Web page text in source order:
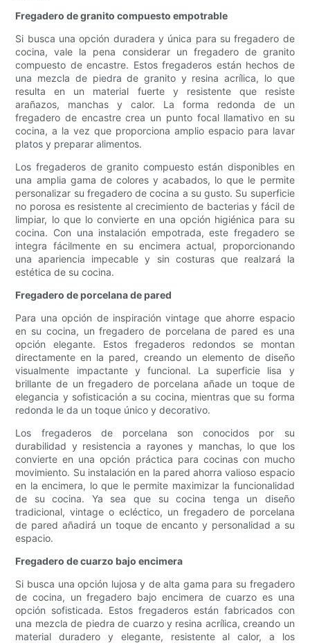
Fregadero de granito compuesto empotrable
Si busca una opción duradera y única para su fregadero de
cocina, vale la pena considerar un fregadero de granito
compuesto de encastre. Estos fregaderos están hechos de
una mezcla de piedra de granito y resina acrílica, lo que
resulta en un material fuerte y resistente que resiste
arañazos, manchas y calor. La forma redonda de un
fregadero de encastre crea un punto focal llamativo en su
cocina, a la vez que proporciona amplio espacio para lavar
platos y preparar alimentos.
Los fregaderos de granito compuesto están disponibles en
una amplia gama de colores y acabados, lo que le permite
personalizar su fregadero de cocina a su gusto. Su superficie
no porosa es resistente al crecimiento de bacterias y fácil de
limpiar, lo que lo convierte en una opción higiénica para su
cocina. Con una instalación empotrada, este fregadero se
integra fácilmente en su encimera actual, proporcionando
una apariencia impecable y sin costuras que realzará la
estética de su cocina.
Fregadero de porcelana de pared
Para una opción de inspiración vintage que ahorre espacio
en su cocina, un fregadero de porcelana de pared es una
opción elegante. Estos fregaderos redondos se montan
directamente en la pared, creando un elemento de diseño
visualmente impactante y funcional. La superficie lisa y
brillante de un fregadero de porcelana añade un toque de
elegancia y sofisticación a su cocina, mientras que su forma
redonda le da un toque único y decorativo.
Los fregaderos de porcelana son conocidos por su
durabilidad y resistencia a rayones y manchas, lo que los
convierte en una opción práctica para cocinas con mucho
movimiento. Su instalación en la pared ahorra valioso espacio
en la encimera, lo que le permite maximizar la funcionalidad
de su cocina. Ya sea que su cocina tenga un diseño
tradicional, vintage o ecléctico, un fregadero de porcelana
de pared añadirá un toque de encanto y personalidad a su
espacio.
Fregadero de cuarzo bajo encimera
Si busca una opción lujosa y de alta gama para su fregadero
de cocina, un fregadero bajo encimera de cuarzo es una
opción sofisticada. Estos fregaderos están fabricados con
una mezcla de piedra de cuarzo y resina acrílica, creando un
material duradero y elegante, resistente al calor, a los